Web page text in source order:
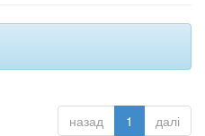
назад 1 далі